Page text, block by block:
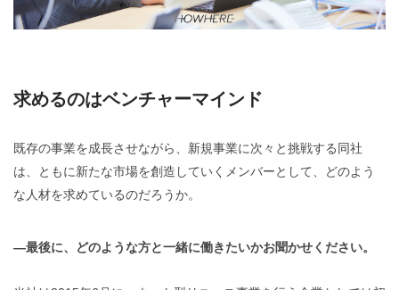
求めるのはベンチャーマインド
既存の事業を成長させながら、新規事業に次々と挑戦する同社
は、ともに新たな市場を創造していくメンバーとして、どのよう
な人材を求めているのだろうか。
―最後に、どのような方と一緒に働きたいかお聞かせください。